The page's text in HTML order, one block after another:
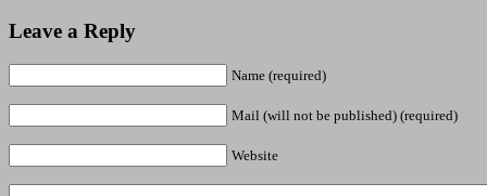
Leave a Reply
Name (required)
Mail (will not be published) (required)
Website